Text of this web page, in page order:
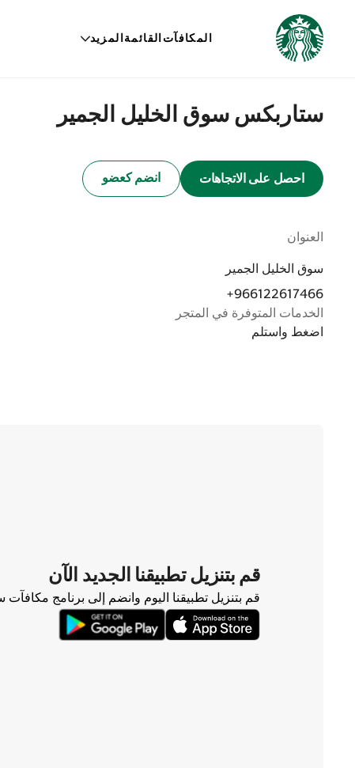
المكافآت القائمة المزيد
ستاربكس سوق الخليل الجمير
احصل على الاتجاهات انضم كعضو
العنوان
سوق الخليل الجمير
+966122617466
الخدمات المتوفرة في المتجر
اضغط واستلم
قم بتنزيل تطبيقنا الجديد الآن
قم بتنزيل تطبيقنا اليوم وانضم إلى برنامج